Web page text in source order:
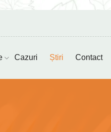
Cazuri Știri Contact